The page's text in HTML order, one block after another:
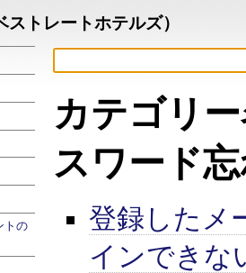
トレートホテルズ）
トの
カテゴリ
スワード
登録したメ
インできな